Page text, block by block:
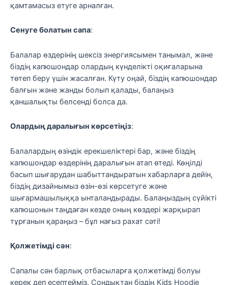
қамтамасыз етуге арналған.
Сенуге болатын сапа:
Балалар өздерінің шексіз энергиясымен танымал, және
біздің капюшондар олардың күнделікті оқиғаларына
төтеп беру үшін жасалған. Күту оңай, біздің капюшондар
балғын және жанды болып қалады, балаңыз
қаншалықты белсенді болса да.
Олардың даралығын көрсетіңіз:
Балалардың өзіндік ерекшеліктері бар, және біздің
капюшондар өздерінің даралығын атап өтеді. Көңілді
басып шығарудан шабыттандыратын хабарларға дейін,
біздің дизайнымыз өзін-өзі көрсетуге және
шығармашылыққа ынталандырады. Балаңыздың сүйікті
капюшонын таңдаған кезде оның көздері жарқырап
тұрғанын қараңыз – бұл нағыз рахат сәті!
Қолжетімді сән:
Сапалы сән барлық отбасыларға қолжетімді болуы
керек деп есептейміз. Сондықтан біздің Kids Hoodie